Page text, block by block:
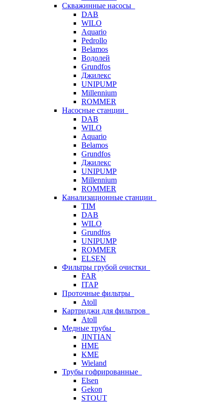
Скважинные насосы
DAB
WILO
Aquario
Pedrollo
Belamos
Водолей
Grundfos
Джилекс
UNIPUMP
Millennium
ROMMER
Насосные станции
DAB
WILO
Aquario
Belamos
Grundfos
Джилекс
UNIPUMP
Millennium
ROMMER
Канализационные станции
TIM
DAB
WILO
Grundfos
UNIPUMP
ROMMER
ELSEN
Фильтры грубой очистки
FAR
ITAP
Проточные фильтры
Atoll
Картриджи для фильтров
Atoll
Медные трубы
JINTIAN
HME
KME
Wieland
Трубы гофрированные
Elsen
Gekon
STOUT